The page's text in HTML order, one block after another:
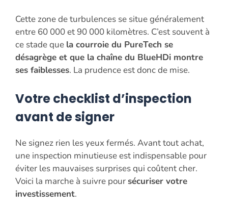
Cette zone de turbulences se situe généralement
entre 60 000 et 90 000 kilomètres. C’est souvent à
ce stade que la courroie du PureTech se
désagrège et que la chaîne du BlueHDi montre
ses faiblesses. La prudence est donc de mise.
Votre checklist d’inspection
avant de signer
Ne signez rien les yeux fermés. Avant tout achat,
une inspection minutieuse est indispensable pour
éviter les mauvaises surprises qui coûtent cher.
Voici la marche à suivre poursécuriser votre
investissement.